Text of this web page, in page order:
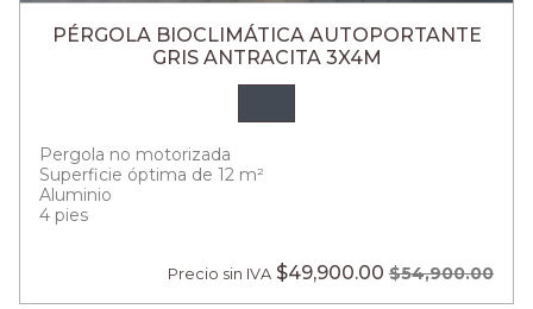
PÉRGOLA BIOCLIMÁTICA AUTOPORTANTE
GRIS ANTRACITA 3X4M
Pergola no motorizada
Superficie óptima de 12 m²
Aluminio
4 pies
Precio sin IVA $49,900.00 $54,900.00